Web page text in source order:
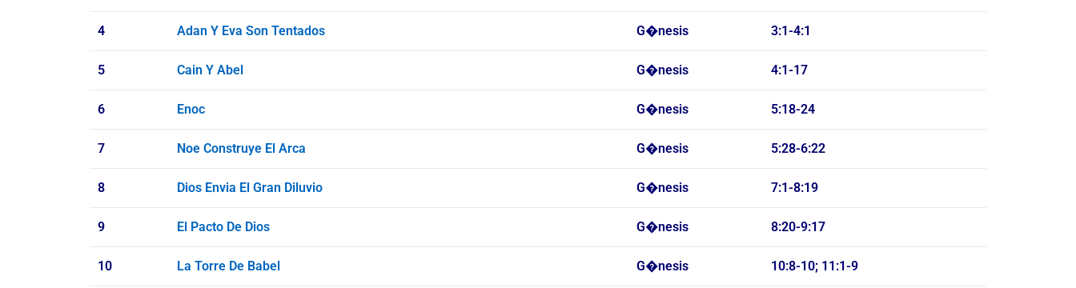
4 Adan Y Eva Son Tentados G�nesis 3:1-4:1
5 Cain Y Abel G�nesis 4:1-17
6 Enoc G�nesis 5:18-24
7 Noe Construye El Arca G�nesis 5:28-6:22
8 Dios Envia El Gran Diluvio G�nesis 7:1-8:19
9 El Pacto De Dios G�nesis 8:20-9:17
10 La Torre De Babel G�nesis 10:8-10; 11:1-9